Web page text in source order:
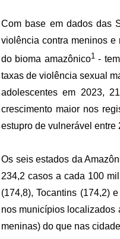
Com base em dados das
violência contra meninos
do bioma amazônico1- tem
taxas de violência sexual
adolescentes em 2023,
crescimento maior nos
estupro de vulnerável entre
Os seis estados da
234,2 casos a cada 100
(174,8), Tocantins (174,2)
nos municípios localizados
meninas) do que nas